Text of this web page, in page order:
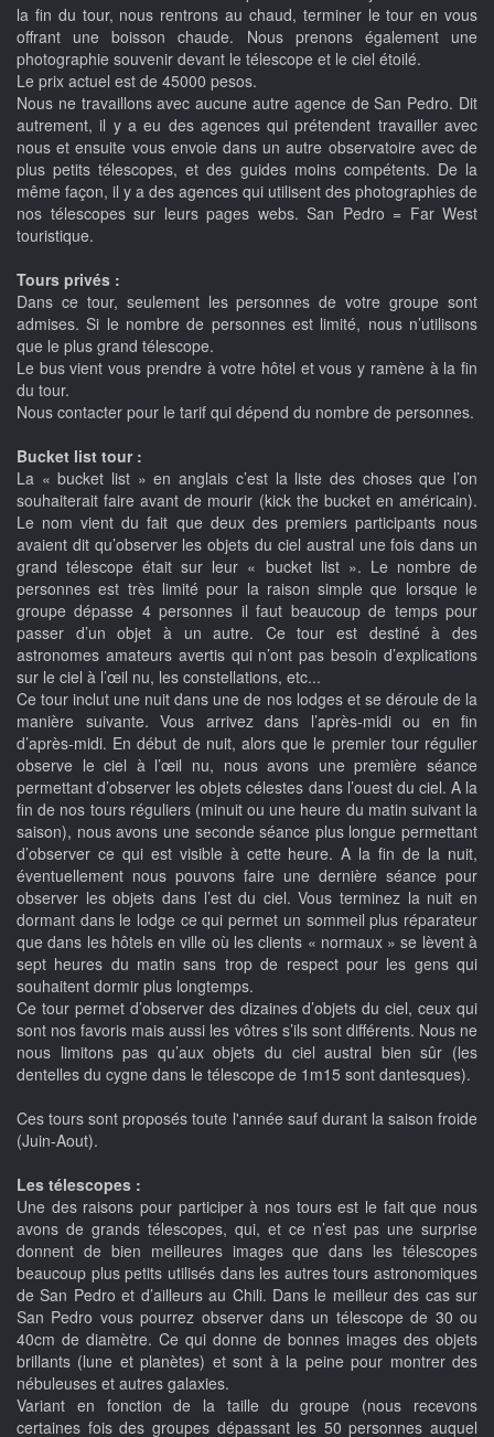
la fin du tour, nous rentrons au chaud, terminer le tour en vous
offrant une boisson chaude. Nous prenons également une
photographie souvenir devant le télescope et le ciel étoilé.
Le prix actuel est de 45000 pesos.
Nous ne travaillons avec aucune autre agence de San Pedro. Dit
autrement, il y a eu des agences qui prétendent travailler avec
nous et ensuite vous envoie dans un autre observatoire avec de
plus petits télescopes, et des guides moins compétents. De la
même façon, il y a des agences qui utilisent des photographies de
nos télescopes sur leurs pages webs. San Pedro = Far West
touristique.
Tours privés :
Dans ce tour, seulement les personnes de votre groupe sont
admises. Si le nombre de personnes est limité, nous n’utilisons
que le plus grand télescope.
Le bus vient vous prendre à votre hôtel et vous y ramène à la fin
du tour.
Nous contacter pour le tarif qui dépend du nombre de personnes.
Bucket list tour :
La « bucket list » en anglais c’est la liste des choses que l’on
souhaiterait faire avant de mourir (kick the bucket en américain).
Le nom vient du fait que deux des premiers participants nous
avaient dit qu’observer les objets du ciel austral une fois dans un
grand télescope était sur leur « bucket list ». Le nombre de
personnes est très limité pour la raison simple que lorsque le
groupe dépasse 4 personnes il faut beaucoup de temps pour
passer d’un objet à un autre. Ce tour est destiné à des
astronomes amateurs avertis qui n’ont pas besoin d’explications
sur le ciel à l’œil nu, les constellations, etc...
Ce tour inclut une nuit dans une de nos lodges et se déroule de la
manière suivante. Vous arrivez dans l’après-midi ou en fin
d’après-midi. En début de nuit, alors que le premier tour régulier
observe le ciel à l’œil nu, nous avons une première séance
permettant d’observer les objets célestes dans l’ouest du ciel. A la
fin de nos tours réguliers (minuit ou une heure du matin suivant la
saison), nous avons une seconde séance plus longue permettant
d’observer ce qui est visible à cette heure. A la fin de la nuit,
éventuellement nous pouvons faire une dernière séance pour
observer les objets dans l’est du ciel. Vous terminez la nuit en
dormant dans le lodge ce qui permet un sommeil plus réparateur
que dans les hôtels en ville où les clients « normaux » se lèvent à
sept heures du matin sans trop de respect pour les gens qui
souhaitent dormir plus longtemps.
Ce tour permet d’observer des dizaines d’objets du ciel, ceux qui
sont nos favoris mais aussi les vôtres s’ils sont différents. Nous ne
nous limitons pas qu’aux objets du ciel austral bien sûr (les
dentelles du cygne dans le télescope de 1m15 sont dantesques).
Ces tours sont proposés toute l'année sauf durant la saison froide
(Juin-Aout).
Les télescopes :
Une des raisons pour participer à nos tours est le fait que nous
avons de grands télescopes, qui, et ce n’est pas une surprise
donnent de bien meilleures images que dans les télescopes
beaucoup plus petits utilisés dans les autres tours astronomiques
de San Pedro et d’ailleurs au Chili. Dans le meilleur des cas sur
San Pedro vous pourrez observer dans un télescope de 30 ou
40cm de diamètre. Ce qui donne de bonnes images des objets
brillants (lune et planètes) et sont à la peine pour montrer des
nébuleuses et autres galaxies.
Variant en fonction de la taille du groupe (nous recevons
certaines fois des groupes dépassant les 50 personnes auquel